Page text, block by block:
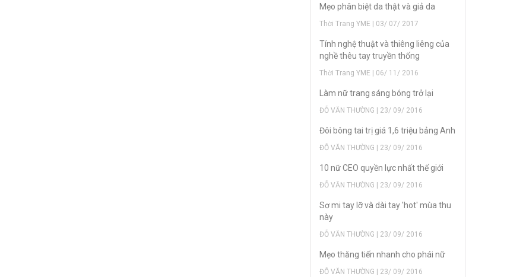
Mẹo phân biệt da thật và giả da
Thời Trang YME | 03/ 07/ 2017
Tính nghệ thuật và thiêng liêng của
nghề thêu tay truyền thống
Thời Trang YME | 06/ 11/ 2016
Làm nữ trang sáng bóng trở lại
ĐỖ VĂN THƯỜNG | 23/ 09/ 2016
Đôi bông tai trị giá 1,6 triệu bảng Anh
ĐỖ VĂN THƯỜNG | 23/ 09/ 2016
10 nữ CEO quyền lực nhất thế giới
ĐỖ VĂN THƯỜNG | 23/ 09/ 2016
Sơ mi tay lỡ và dài tay 'hot' mùa thu
này
ĐỖ VĂN THƯỜNG | 23/ 09/ 2016
Mẹo thăng tiến nhanh cho phái nữ
ĐỖ VĂN THƯỜNG | 23/ 09/ 2016